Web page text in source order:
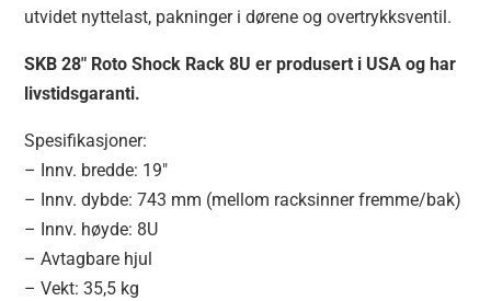
utvidet nyttelast, pakninger i dørene og overtrykksventil.
SKB 28″ Roto Shock Rack 8U er produsert i USA og har
livstidsgaranti.
Spesifikasjoner:
– Innv. bredde: 19″
– Innv. dybde: 743 mm (mellom racksinner fremme/bak)
– Innv. høyde: 8U
– Avtagbare hjul
– Vekt: 35,5 kg